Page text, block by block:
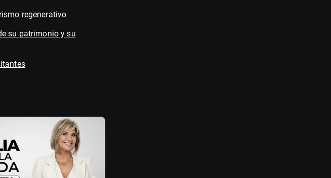
regenerativo
su patrimonio y su